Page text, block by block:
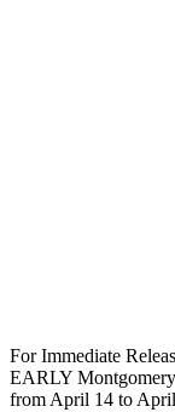
For Immediate
EARLY
from April 14 to